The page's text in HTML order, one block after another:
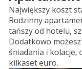
Największy koszt
Rodzinny
tańszy od hotelu,
Dodatkowo
śniadania i kolacje,
kilkaset euro.